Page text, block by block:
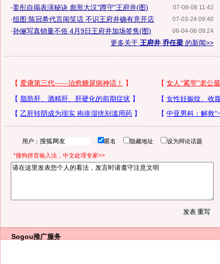
07-08-08 11:42
·姜彤自揭表演秘诀 彪形大汉"蹲守"王府井(图)
07-03-24 09:40
·组图:陈冠希代言闹笑话 不识王府井确有意开店
06-04-06 09:24
·孙俪写真销量不俗 4月9日王府井加场签售(图)
更多关于 王府井 乔任梁 的新闻>>
用户： 匿名 隐藏地址 设为辩论话题
*搜狗拼音输入法，中文处理专家>>
Sogou推广服务